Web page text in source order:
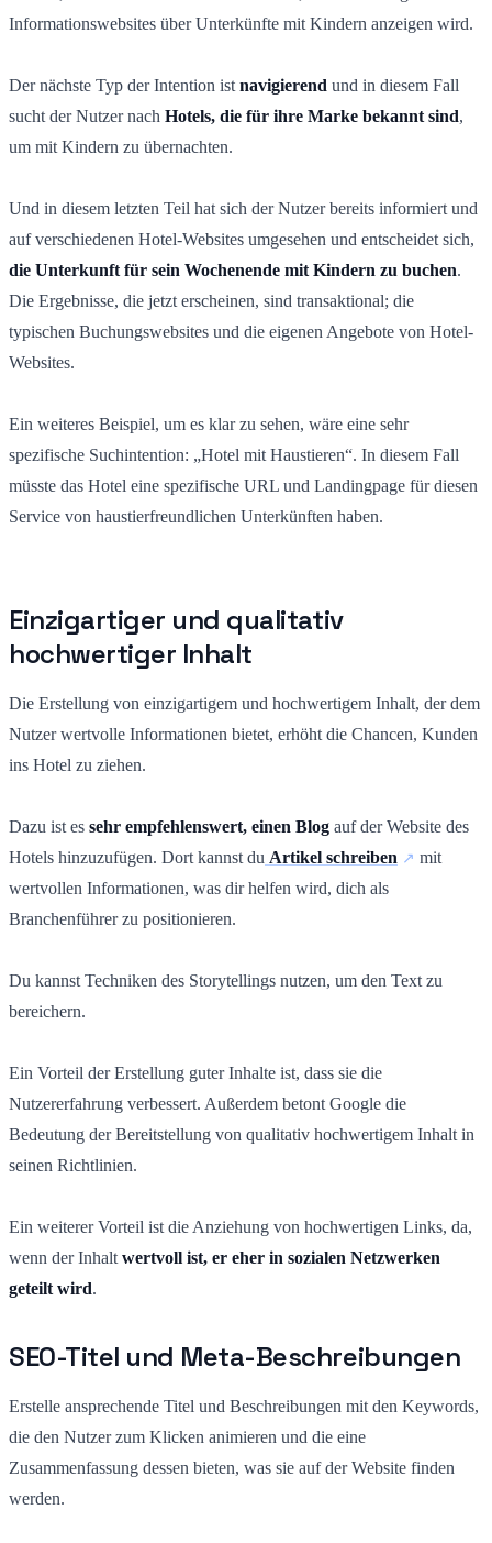
Informationswebsites über Unterkünfte mit Kindern anzeigen wird.
Der nächste Typ der Intention ist navigierend und in diesem Fall
sucht der Nutzer nach Hotels, die für ihre Marke bekannt sind,
um mit Kindern zu übernachten.
Und in diesem letzten Teil hat sich der Nutzer bereits informiert und
auf verschiedenen Hotel-Websites umgesehen und entscheidet sich,
die Unterkunft für sein Wochenende mit Kindern zu buchen.
Die Ergebnisse, die jetzt erscheinen, sind transaktional; die
typischen Buchungswebsites und die eigenen Angebote von Hotel-
Websites.
Ein weiteres Beispiel, um es klar zu sehen, wäre eine sehr
spezifische Suchintention: „Hotel mit Haustieren“. In diesem Fall
müsste das Hotel eine spezifische URL und Landingpage für diesen
Service von haustierfreundlichen Unterkünften haben.
Einzigartiger und qualitativ
hochwertiger Inhalt
Die Erstellung von einzigartigem und hochwertigem Inhalt, der dem
Nutzer wertvolle Informationen bietet, erhöht die Chancen, Kunden
ins Hotel zu ziehen.
Dazu ist es sehr empfehlenswert, einen Blog auf der Website des
Hotels hinzuzufügen. Dort kannst du Artikel schreiben
mit
wertvollen Informationen, was dir helfen wird, dich als
Branchenführer zu positionieren.
Du kannst Techniken des Storytellings nutzen, um den Text zu
bereichern.
Ein Vorteil der Erstellung guter Inhalte ist, dass sie die
Nutzererfahrung verbessert. Außerdem betont Google die
Bedeutung der Bereitstellung von qualitativ hochwertigem Inhalt in
seinen Richtlinien.
Ein weiterer Vorteil ist die Anziehung von hochwertigen Links, da,
wenn der Inhalt wertvoll ist, er eher in sozialen Netzwerken
geteilt wird.
SEO-Titel und Meta-Beschreibungen
Erstelle ansprechende Titel und Beschreibungen mit den Keywords,
die den Nutzer zum Klicken animieren und die eine
Zusammenfassung dessen bieten, was sie auf der Website finden
werden.